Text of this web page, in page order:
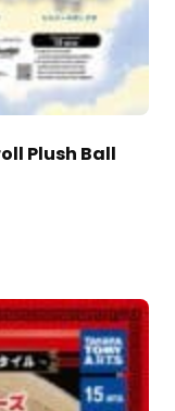
Plush Ball